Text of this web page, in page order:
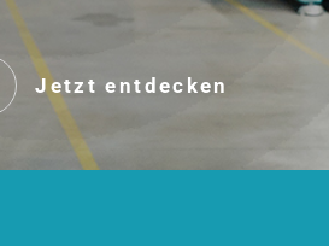
Jetzt entdecken
Jetzt